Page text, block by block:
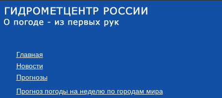
Главная
Новости
Прогнозы
Прогноз погоды на неделю по городам мира